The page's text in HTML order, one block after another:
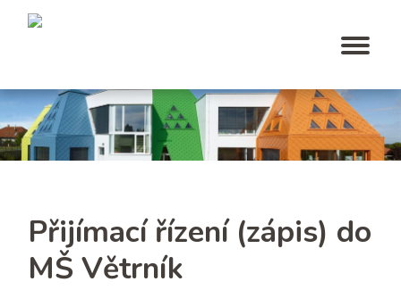
Přijímací řízení (zápis) do
MŠ Větrník